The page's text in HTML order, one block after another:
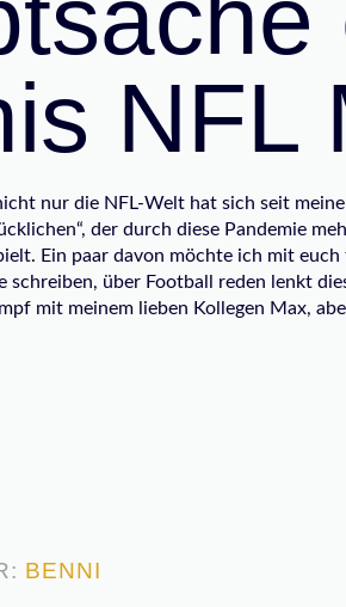
NFL
nur die NFL-Welt hat sich seit
der durch diese Pandemie
Ein paar davon möchte ich mit
schreiben, über Football reden lenkt
mit meinem lieben Kollegen Max,
BENNI